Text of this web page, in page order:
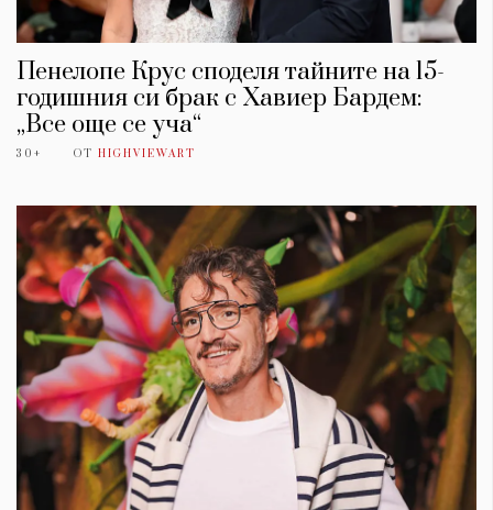
Пенелопе Крус споделя тайните на 15-
годишния си брак с Хавиер Бардем:
„Все още се уча“
30+ ОТ HIGHVIEWART